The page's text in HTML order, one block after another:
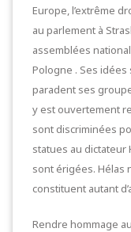
Europe, l’extrême
au parlement à
assemblées
Pologne . Ses
paradent ses
y est ouvertement
sont discriminées
statues au dictateur
sont érigées. Hélas
constituent autant
Rendre hommage